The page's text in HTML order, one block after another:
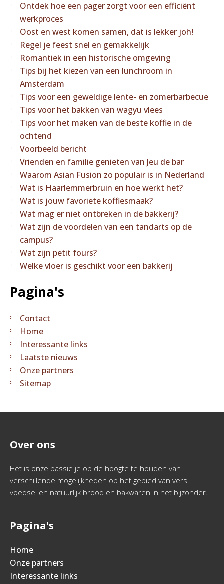
Ontdek hoe een pager zorgt voor een efficiënt
werkproces
Oost en west komen samen, dat is lekker joh!
Regel je feest snel en gemakkelijk
Romantiek in een historische omgeving
Tips bij het kiezen van een lunchroom in
Amsterdam
Tips voor een geweldige lente- en zomerbarbecue
Tips voor het bakken van wagyu vlees
Tips voor het maken van de beste koffie in de
ochtend
Voorbeeld bericht
Vrienden en familie genieten van Jeu de bar
Waarom Asian Fusion zo populair is in Nederland
Wat is Haarlemmerbruin en hoe werkt het?
Wat is jouw favoriete koffiesmaak?
Wat mag er niet ontbreken in de bakkerij?
Wat zijn de voordelen van een tandarts op de
campus?
Wat zijn petit fours?
Welke vloer is geschikt voor een bakkerij
Pagina's
Contact
Home
Interessante links
Laatste nieuws
Onze partners
Sitemap
Over ons
Het is onze passie je op de hoogte te houden van
verschillende mogelijkheden op het gebied van vers
voedsel en natuurlijk brood en bakwaren in het bijzonder.
Pagina's
Home
Onze partners
Interessante links